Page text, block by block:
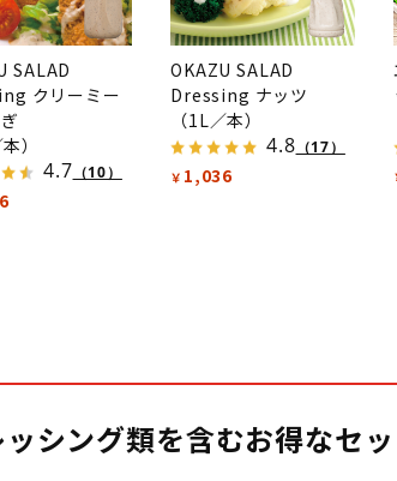
SALAD
クリーミー
）
4.7 （10）
OKAZU SALAD
Dressing ナッツ
（1L／本）
4.8 （17）
￥ 1,036
ッシング類を含むお得なセ